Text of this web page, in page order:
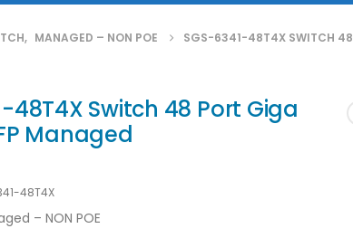
, MANAGED – NON POE SGS-6341-48T4X SWITCH 48
48T4X Switch 48 Port Giga
Managed
48T4X
– NON POE